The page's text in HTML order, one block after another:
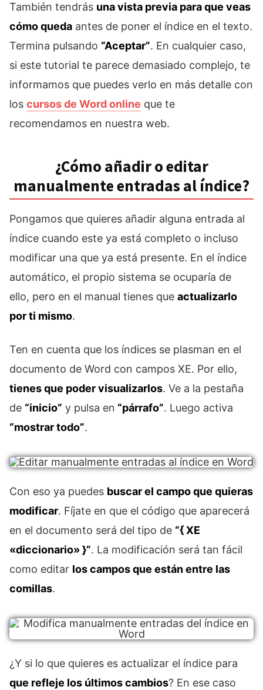
También tendrás una vista previa para que veas
cómo queda antes de poner el índice en el texto.
Termina pulsando “Aceptar”. En cualquier caso,
si este tutorial te parece demasiado complejo, te
informamos que puedes verlo en más detalle con
los cursos de Word online que te
recomendamos en nuestra web.
¿Cómo añadir o editar
manualmente entradas al índice?
Pongamos que quieres añadir alguna entrada al
índice cuando este ya está completo o incluso
modificar una que ya está presente. En el índice
automático, el propio sistema se ocuparía de
ello, pero en el manual tienes que actualizarlo
por ti mismo.
Ten en cuenta que los índices se plasman en el
documento de Word con campos XE. Por ello,
tienes que poder visualizarlos. Ve a la pestaña
de “inicio” y pulsa en “párrafo”. Luego activa
“mostrar todo”.
Con eso ya puedes buscar el campo que quieras
modificar. Fíjate en que el código que aparecerá
en el documento será del tipo de “{ XE
«diccionario» }”. La modificación será tan fácil
como editar los campos que están entre las
comillas.
¿Y si lo que quieres es actualizar el índice para
que refleje los últimos cambios? En ese caso